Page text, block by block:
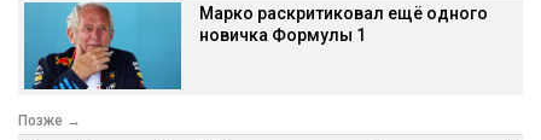
Марко раскритиковал ещё одного
новичка Формулы 1
Позже →